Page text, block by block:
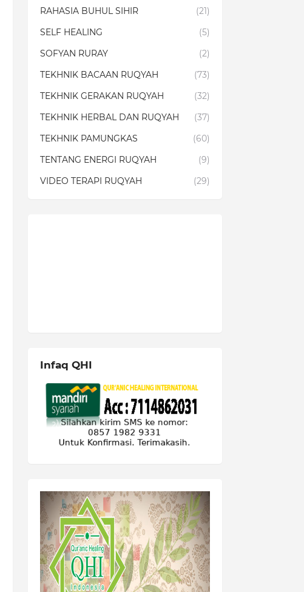
RAHASIA BUHUL SIHIR
(21)
SELF HEALING
(5)
SOFYAN RURAY
(2)
TEKHNIK BACAAN RUQYAH
(73)
TEKHNIK GERAKAN RUQYAH
(32)
TEKHNIK HERBAL DAN RUQYAH
(37)
TEKHNIK PAMUNGKAS
(60)
TENTANG ENERGI RUQYAH
(9)
VIDEO TERAPI RUQYAH
(29)
Infaq QHI